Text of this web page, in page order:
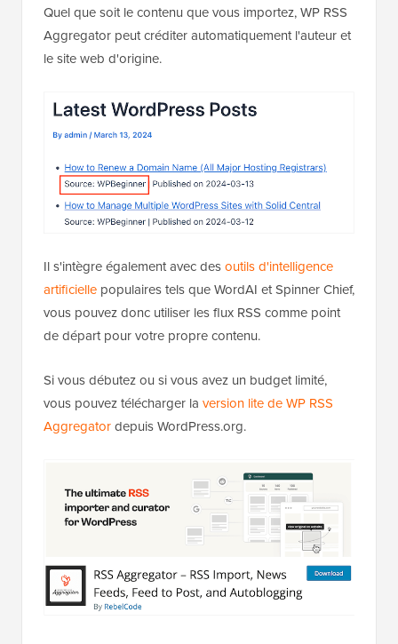
Quel que soit le contenu que vous importez, WP RSS
Aggregator peut créditer automatiquement l'auteur et
le site web d'origine.
Il s'intègre également avec desoutils d'intelligence
artificielle populaires tels que WordAI et Spinner Chief,
vous pouvez donc utiliser les flux RSS comme point
de départ pour votre propre contenu.
Si vous débutez ou si vous avez un budget limité,
vous pouvez télécharger la version lite de WP RSS
Aggregatordepuis WordPress.org.